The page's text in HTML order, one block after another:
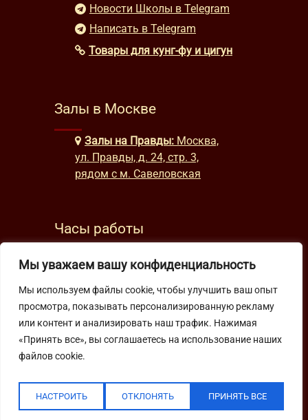
Мы уважаем вашу конфиденциальность
Мы используем файлы cookie, чтобы улучшить ваш опыт
просмотра, показывать персонализированную рекламу
или контент и анализировать наш трафик. Нажимая
«Принять все», вы соглашаетесь на использование наших
файлов cookie.
НАСТРОИТЬ ОТКЛОНЯТЬ ПРИНЯТЬ ВСЕ
Новости Школы в Telegram
Написать в Telegram
Товары для кунг-фу и цигун
Залы в Москве
Залы на Правды: Москва,
ул. Правды, д. 24, стр. 3,
рядом с м. Савеловская
Часы работы
будни: с 9:00 до 22:00
Подпишитесь на нашу рассылку